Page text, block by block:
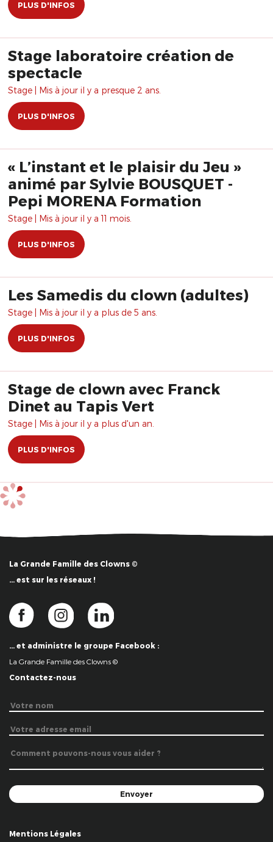
PLUS D'INFOS
Stage laboratoire création de
spectacle
Stage | Mis à jour il y a presque 2 ans.
PLUS D'INFOS
« L’instant et le plaisir du Jeu »
animé par Sylvie BOUSQUET -
Pepi MORENA Formation
Stage | Mis à jour il y a 11 mois.
PLUS D'INFOS
Les Samedis du clown (adultes)
Stage | Mis à jour il y a plus de 5 ans.
PLUS D'INFOS
Stage de clown avec Franck
Dinet au Tapis Vert
Stage | Mis à jour il y a plus d'un an.
PLUS D'INFOS
La Grande Famille des Clowns ©
… est sur les réseaux !
… et administre le groupe Facebook :
La Grande Famille des Clowns ©
Contactez-nous
Mentions Légales